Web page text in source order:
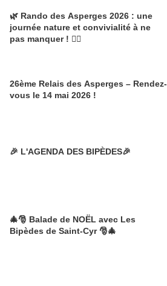
🌿 Rando des Asperges 2026 : une
journée nature et convivialité à ne
pas manquer ! 🚶‍♂️
26ème Relais des Asperges – Rendez-
vous le 14 mai 2026 !
🎉 L'AGENDA DES BIPÈDES🎉
🎄🎅 Balade de NOËL avec Les
Bipèdes de Saint-Cyr 🎅🎄